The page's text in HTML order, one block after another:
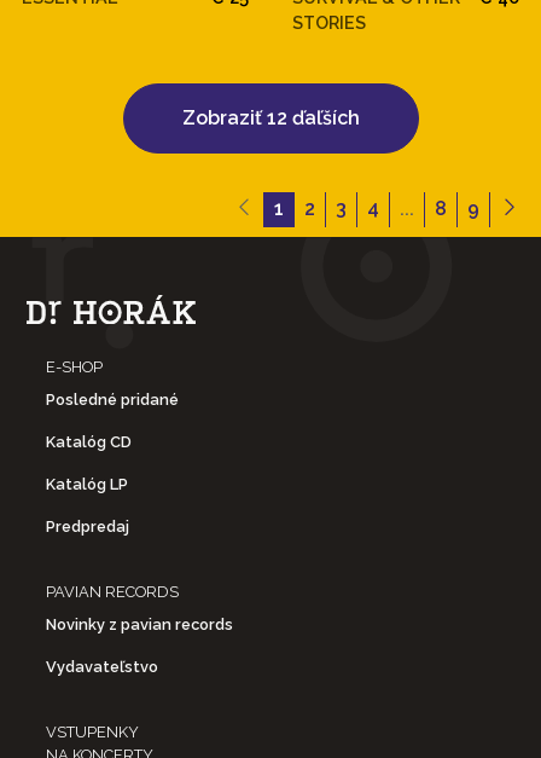
STORIES
Zobraziť 12 ďaľších
1 2 3 4 ... 8 9
E-SHOP
Posledné pridané
Katalóg CD
Katalóg LP
Predpredaj
PAVIAN RECORDS
Novinky z pavian records
Vydavateľstvo
VSTUPENKY